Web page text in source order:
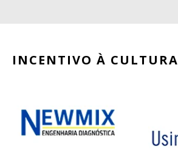
INCENTIVO À CULTURA